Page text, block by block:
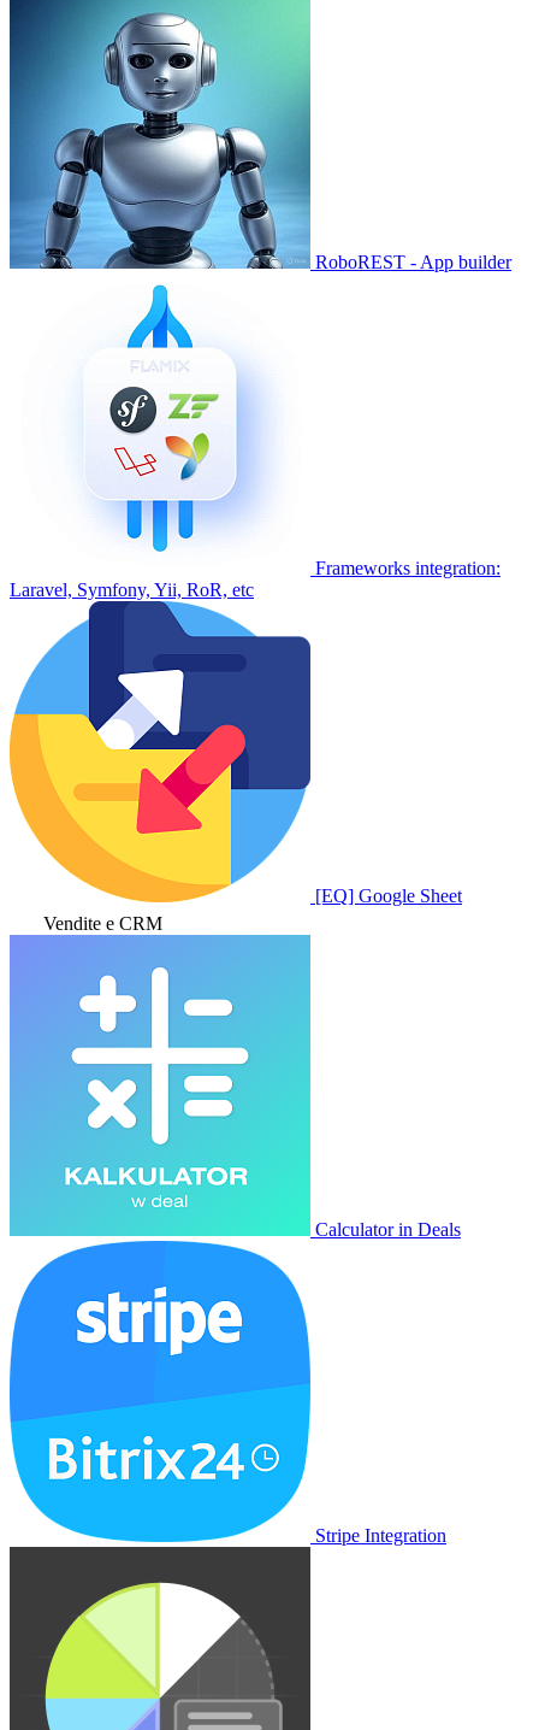
RoboREST - App builder
Frameworks integration:
Laravel, Symfony, Yii, RoR, etc
[EQ] Google Sheet
Vendite e CRM
Calculator in Deals
Stripe Integration